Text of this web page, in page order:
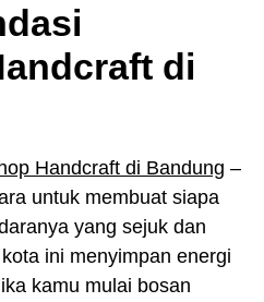
di
Handcraft di Bandung –
untuk membuat siapa
yang sejuk dan
ini menyimpan energi
kamu mulai bosan